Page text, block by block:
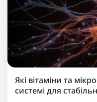
Які вітаміни та
системі для